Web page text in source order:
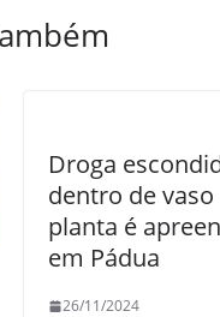
Droga
dentro de vaso
planta é
em Pádua
26/11/2024